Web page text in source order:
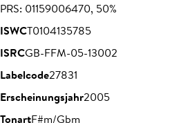
PRS: 01159006470, 50%
ISWCT0104135785
ISRCGB-FFM-05-13002
Labelcode27831
Erscheinungsjahr2005
TonartF#m/Gbm